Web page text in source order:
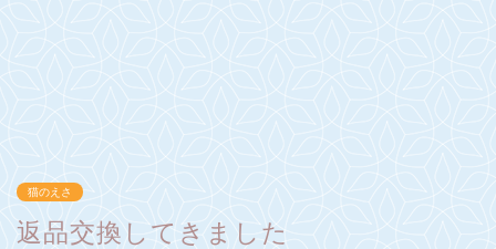
猫のえさ
返品交換してきました